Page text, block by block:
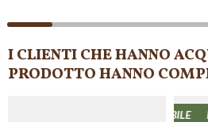
I CLIENTI CHE HANNO
PRODOTTO HANNO
NON DISPONIBILE